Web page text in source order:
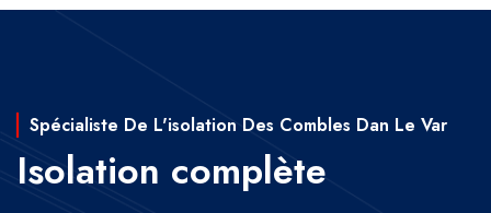
Spécialiste De L'isolation Des Combles Dan Le Var
Isolation complète